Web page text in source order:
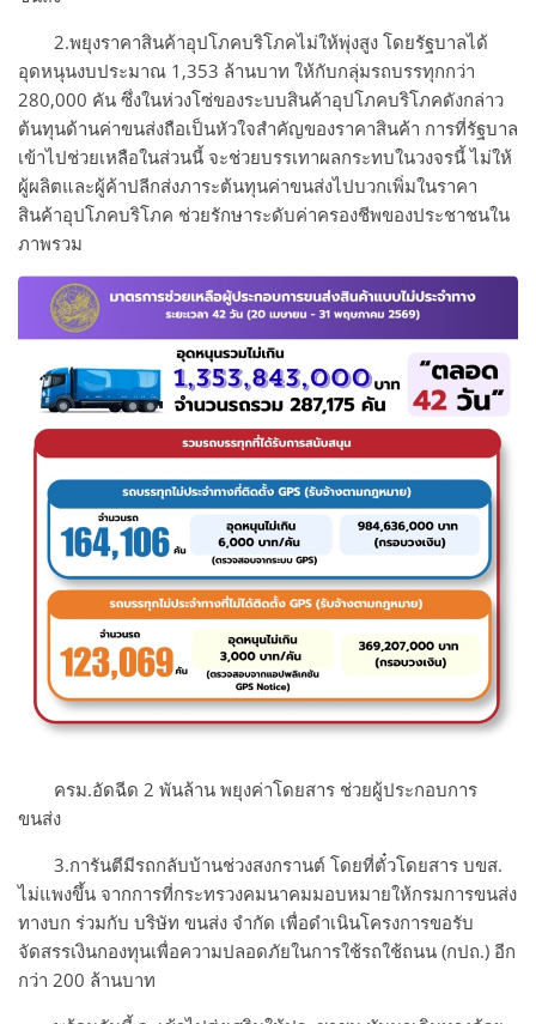
2.พยุงราคาสินค้าอุปโภคบริโภคไม่ให้พุ่งสูง โดยรัฐบาลได้
อุดหนุนงบประมาณ 1,353 ล้านบาท ให้กับกลุ่มรถบรรทุกกว่า
280,000 คัน ซึ่งในห่วงโซ่ของระบบสินค้าอุปโภคบริโภคดังกล่าว
ต้นทุนด้านค่าขนส่งถือเป็นหัวใจสำคัญของราคาสินค้า การที่รัฐบาล
เข้าไปช่วยเหลือในส่วนนี้ จะช่วยบรรเทาผลกระทบในวงจรนี้ ไม่ให้
ผู้ผลิตและผู้ค้าปลีกส่งภาระต้นทุนค่าขนส่งไปบวกเพิ่มในราคา
สินค้าอุปโภคบริโภค ช่วยรักษาระดับค่าครองชีพของประชาชนใน
ภาพรวม
ครม.อัดฉีด 2 พันล้าน พยุงค่าโดยสาร ช่วยผู้ประกอบการ
ขนส่ง
3.การันตีมีรถกลับบ้านช่วงสงกรานต์ โดยที่ตั๋วโดยสาร บขส.
ไม่แพงขึ้น จากการที่กระทรวงคมนาคมมอบหมายให้กรมการขนส่ง
ทางบก ร่วมกับ บริษัท ขนส่ง จำกัด เพื่อดำเนินโครงการขอรับ
จัดสรรเงินกองทุนเพื่อความปลอดภัยในการใช้รถใช้ถนน (กปถ.) อีก
กว่า 200 ล้านบาท